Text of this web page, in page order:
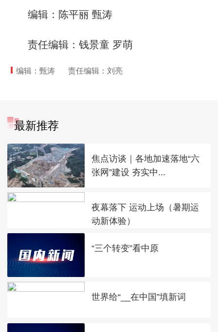
编辑：陈平丽 甄涛
责任编辑：钱景童 罗萌
编辑：甄涛 责任编辑：刘亮
最新推荐
焦点访谈｜各地加速落地“六
张网”建设 夯实中...
夜幕落下 运动上场（暑期运
动新体验）
“三个转变”看中原
世界给“__在中国”填新词